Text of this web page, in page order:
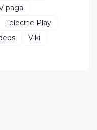
paga
Telecine Play
Viki